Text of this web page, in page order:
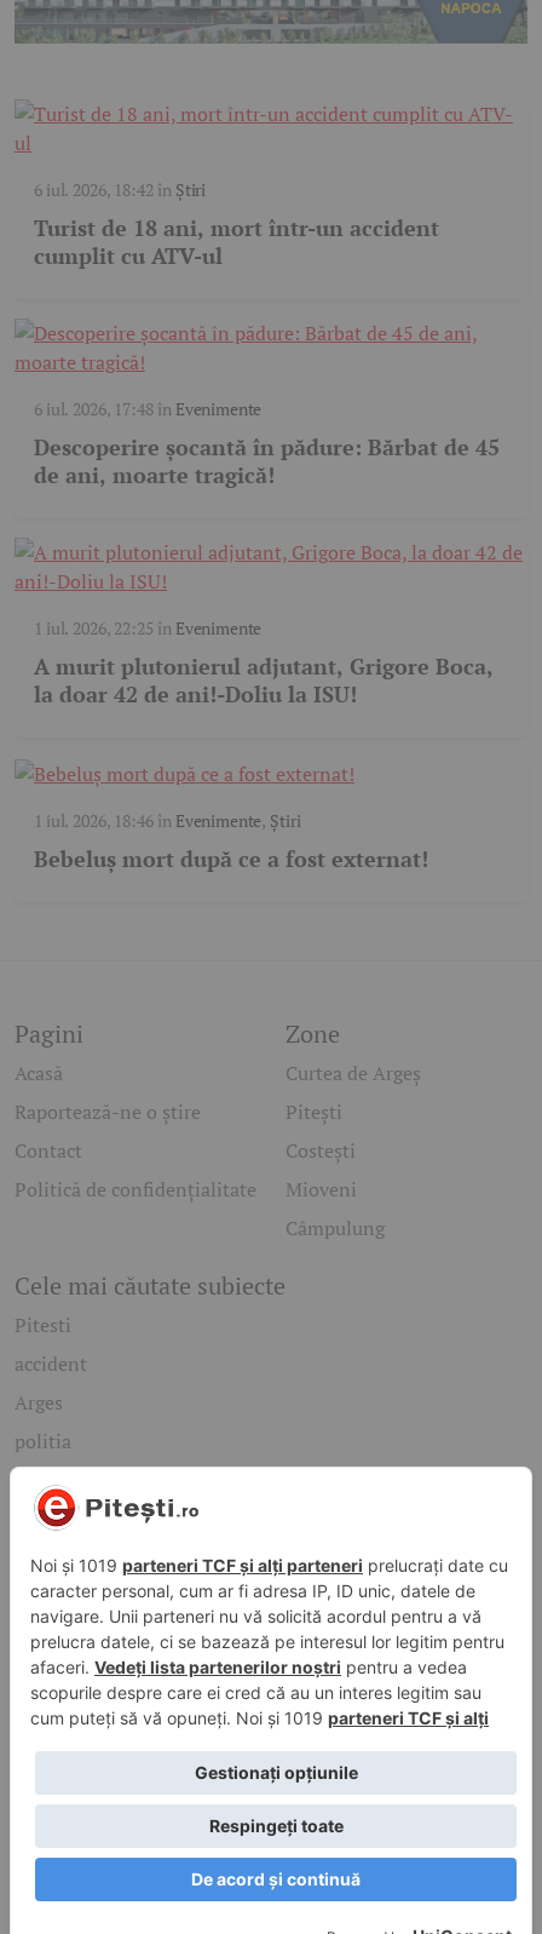
6 iul. 2026, 18:42 în Știri
Turist de 18 ani, mort într-un accident
cumplit cu ATV-ul
6 iul. 2026, 17:48în Evenimente
Descoperire șocantă în pădure: Bărbat de 45
de ani, moarte tragică!
1 iul. 2026, 22:25 în Evenimente
A murit plutonierul adjutant, Grigore Boca,
la doar 42 de ani!-Doliu la ISU!
1 iul. 2026, 18:46în Evenimente, Știri
Bebeluș mort după ce a fost externat!
Pagini
Acasă
Raportează-ne o știre
Contact
Politică de confidențialitate
Zone
Curtea de Argeș
Pitești
Costești
Mioveni
Câmpulung
Cele mai căutate subiecte
Pitesti
accident
Arges
politia
mioveni
Caută rapid știrile care te interesează
Găsește cele mai recente știri, evenimente și subiecte de
interes din orașul tău. Introdu un cuvânt-cheie și descoperă
informațiile de care ai nevoie!
Caută
© 2026 ePitesti.ro | Toate drepturile rezervate. | Site
administrat deWebFixer.ro